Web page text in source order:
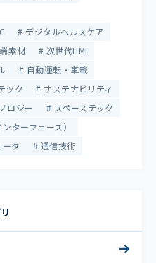
デジタルヘルスケア
素材
次世代HMI
自動運転・車載
ック
サステナビリティ
ロジー
スペーステック
ターフェース）
タ 通信技術